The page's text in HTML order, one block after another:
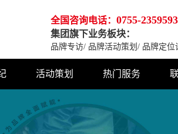
全国咨询电话： 0755-
集团旗下业务板块：
品牌专访/ 品牌活动策划 / 品牌定位
活动策划 热门服务